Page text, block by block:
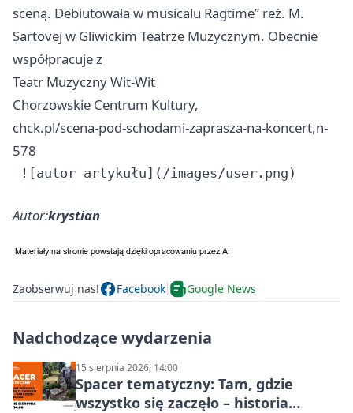
sceną. Debiutowała w musicalu Ragtime” reż. M.
Sartovej w Gliwickim Teatrze Muzycznym. Obecnie
współpracuje z
Teatr Muzyczny Wit-Wit
Chorzowskie Centrum Kultury,
chck.pl/scena-pod-schodami-zaprasza-na-koncert,n-
578
Autor:krystian
Zaobserwuj nas! Facebook Google News
Nadchodzące wydarzenia
15 sierpnia 2026, 14:00
Spacer tematyczny: Tam, gdzie
wszystko się zaczęło – historia